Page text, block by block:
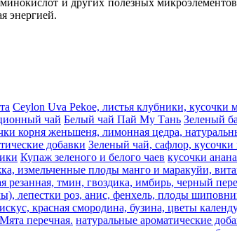
энергией.
Ceylon Uva Pekoe, листья клубники,
чай Белый чай Пай Му Тань Зеленый
корня женьшеня, лимонная цедра,
добавки Зеленый чай, сафлор,
Купаж зеленого и белого чаев кусочки
измельченные плоды манго и маракуйи,
резанная, тмин, гвоздика, имбирь, черный
лепестки роз, анис, фенхель, плоды
красная смородина, бузина, цветы
Мята перечная. натуральные ароматические